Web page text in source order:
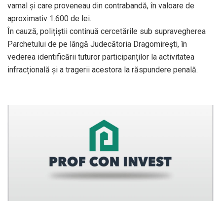
vamal şi care proveneau din contrabandă, în valoare de
aproximativ 1.600 de lei.
În cauză, polițiștii continuă cercetările sub supravegherea
Parchetului de pe lângă Judecătoria Dragomirești, în
vederea identificării tuturor participanților la activitatea
infracțională și a tragerii acestora la răspundere penală.